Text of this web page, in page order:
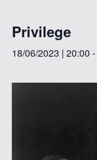
Privilege
18/06/2023 | 20:00 -